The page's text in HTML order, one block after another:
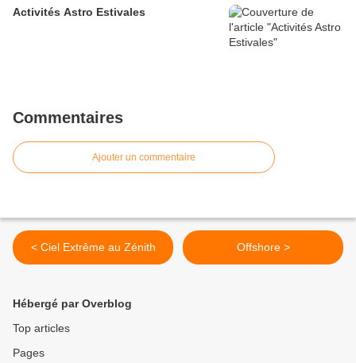
Activités Astro Estivales
Commentaires
Ajouter un commentaire
< Ciel Extrême au Zénith Offshore >
Hébergé par Overblog
Top articles
Pages